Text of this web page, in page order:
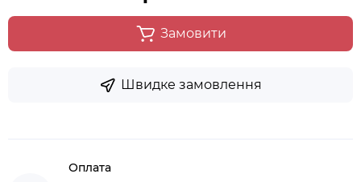
Замовити
Швидке замовлення
Оплата